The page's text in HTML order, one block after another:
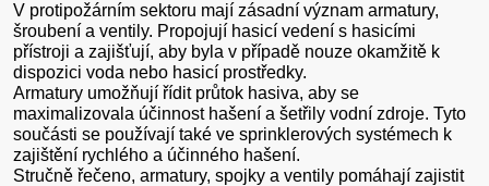
V protipožárním sektoru mají zásadní význam armatury,
šroubení a ventily. Propojují hasicí vedení s hasicími
přístroji a zajišťují, aby byla v případě nouze okamžitě k
dispozici voda nebo hasicí prostředky.
Armatury umožňují řídit průtok hasiva, aby se
maximalizovala účinnost hašení a šetřily vodní zdroje. Tyto
součásti se používají také ve sprinklerových systémech k
zajištění rychlého a účinného hašení.
Stručně řečeno, armatury, spojky a ventily pomáhají zajistit